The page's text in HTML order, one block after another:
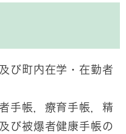
び町内在学・在勤者
手帳，療育手帳，精
び被爆者健康手帳の